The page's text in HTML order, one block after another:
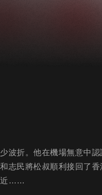
波折。他在機場無意中
志民將松叔順利接回了
近……